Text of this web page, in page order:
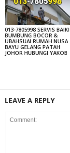
013-7805998 SERVIS BAIKI
BUMBUNG BOCOR &
UBAHSUAI RUMAH NUSA
BAYU GELANG PATAH
JOHOR HUBUNGI YAKOB
LEAVE A REPLY